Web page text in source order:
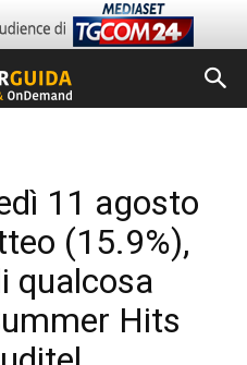
11 agosto
(15.9%),
qualcosa
Hits